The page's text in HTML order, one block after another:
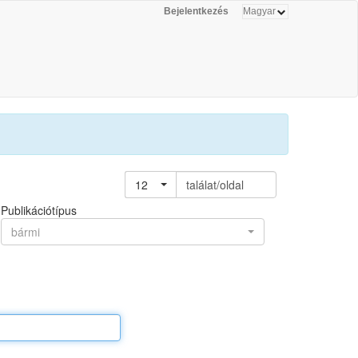
Bejelentkezés
12
találat/oldal
Publikációtípus
bármi